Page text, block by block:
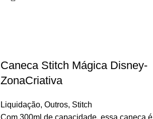
Caneca Stitch Mágica Disney-
ZonaCriativa
Liquidação, Outros, Stitch
Com 300ml de capacidade, essa caneca é